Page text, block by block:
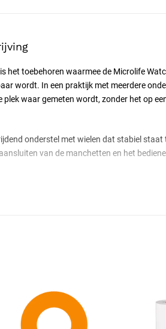
het toebehoren waarmee de Microlife
wordt. In een praktijk met meerdere
plek waar gemeten wordt, zonder het op
onderstel met wielen dat stabiel
van de manchetten en het
de Microlife WatchBP Office-meters: